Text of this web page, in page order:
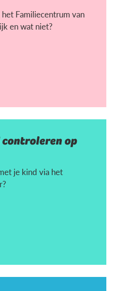
Familiecentrum van
en wat niet?
op
je kind via het